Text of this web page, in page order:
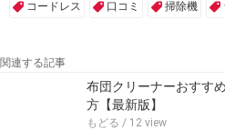
コードレス 口コミ 掃除機
関連する記事
布団クリーナーおすす
方【最新版】
もどる / 12 view